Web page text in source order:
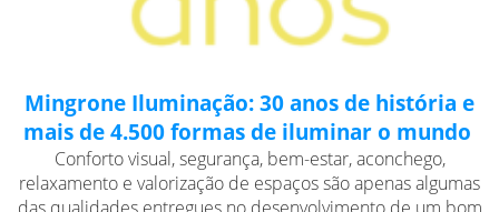
Mingrone Iluminação: 30 anos de história e
mais de 4.500 formas de iluminar o mundo
Conforto visual, segurança, bem-estar, aconchego,
relaxamento e valorização de espaços são apenas algumas